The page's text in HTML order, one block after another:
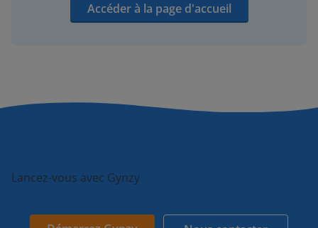
Accéder à la page d'accueil
Lancez-vous avec Gynzy